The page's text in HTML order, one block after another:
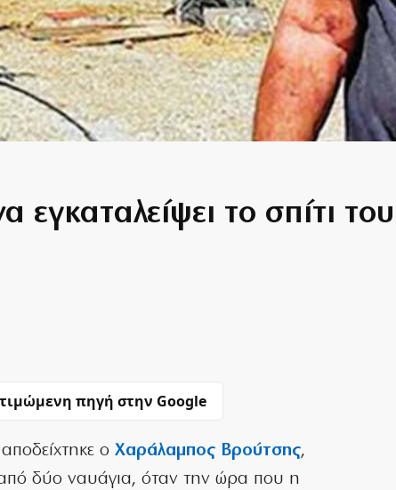
εγκαταλείψει το σπίτι
πηγή στην Google
ο Χαράλαμπος Βρούτσης,
δύο ναυάγια, όταν την ώρα που η